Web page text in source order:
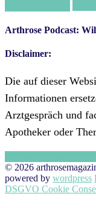
Arthrose Podcast:
Disclaimer:
Die auf dieser
Informationen
Arztgespräch und
Apotheker oder
© 2026
powered by wordpress
DSGVO Cookie